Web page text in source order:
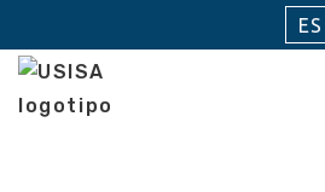
al
ES